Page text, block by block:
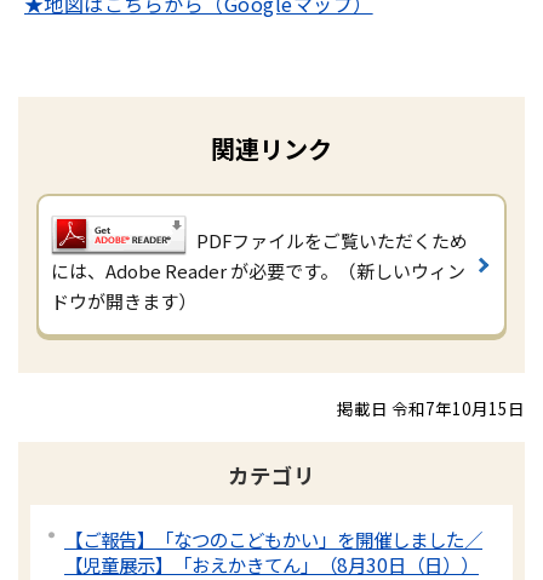
関連リンク
PDFファイルをご覧いただくため
には、Adobe Reader が必要です。（新しいウィン
ドウが開きます）
掲載日 令和7年10月15日
カテゴリ
【ご報告】「なつのこどもかい」を開催しました／
【児童展示】「おえかきてん」（8月30日（日））